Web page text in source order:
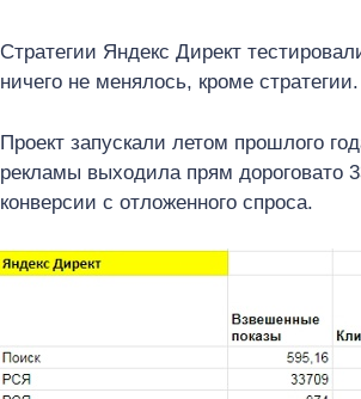
Стратегии Яндекс Директ
ничего не менялось, кроме стратегии.
Проект запускали летом прошлого
рекламы выходила прям дороговато
конверсии с отложенного спроса.